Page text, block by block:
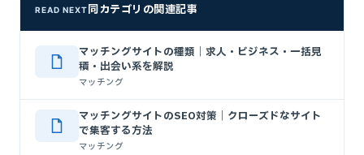
READ NEXT同カテゴリの関連記事
マッチングサイトの種類｜求人・ビジネス・一括見
積・出会い系を解説
マッチング
マッチングサイトのSEO対策｜クローズドなサイト
で集客する方法
マッチング